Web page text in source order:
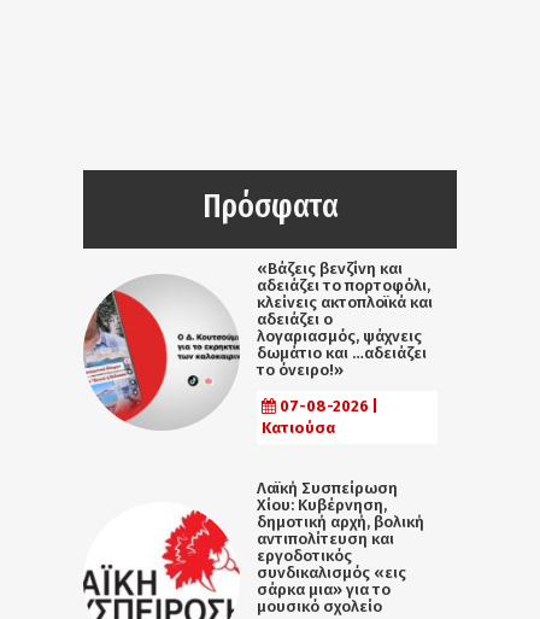
Πρόσφατα
«Βάζεις βενζίνη και
αδειάζει το πορτοφόλι,
κλείνεις ακτοπλοϊκά και
αδειάζει ο
λογαριασμός, ψάχνεις
δωμάτιο και …αδειάζει
το όνειρο!»
07-08-2026 |
Κατιούσα
Λαϊκή Συσπείρωση
Χίου: Κυβέρνηση,
δημοτική αρχή, βολική
αντιπολίτευση και
εργοδοτικός
συνδικαλισμός «εις
σάρκα μια» για το
μουσικό σχολείο